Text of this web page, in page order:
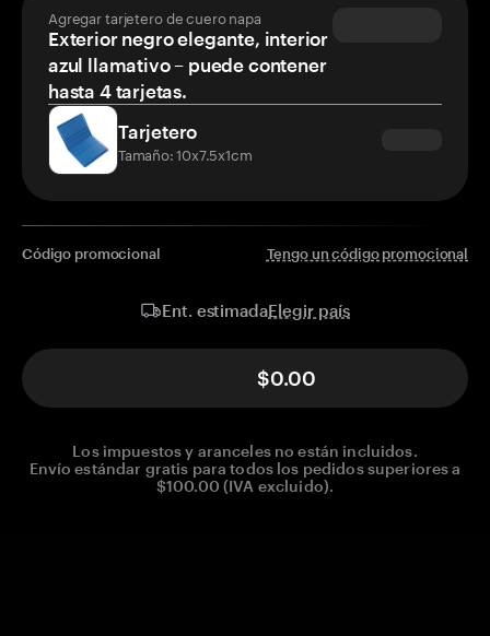
Agregar tarjetero de cuero napa
Exterior negro elegante, interior
azul llamativo – puede contener
hasta 4 tarjetas.
Tarjetero
Tamaño: 10x7.5x1cm
Código promocional Tengo un código promocional
Ent. estimadaElegir país
$0.00
Los impuestos y aranceles no están incluidos.
Envío estándar gratis para todos los pedidos superiores a
$100.00 (IVA excluido).